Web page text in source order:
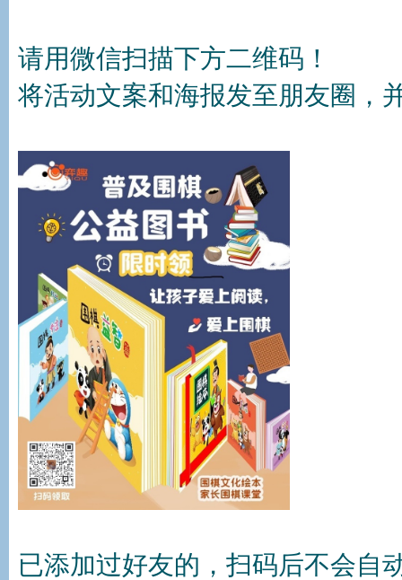
请用微信扫描下方二维码！
将活动文案和海报发至朋友圈，
已添加过好友的，扫码后不会自